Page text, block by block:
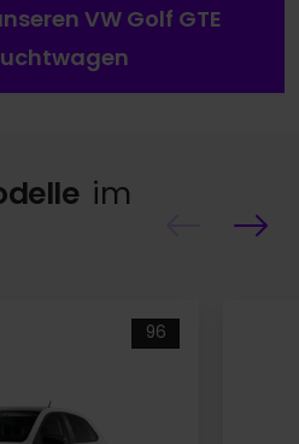
VW Golf GTE
im
96